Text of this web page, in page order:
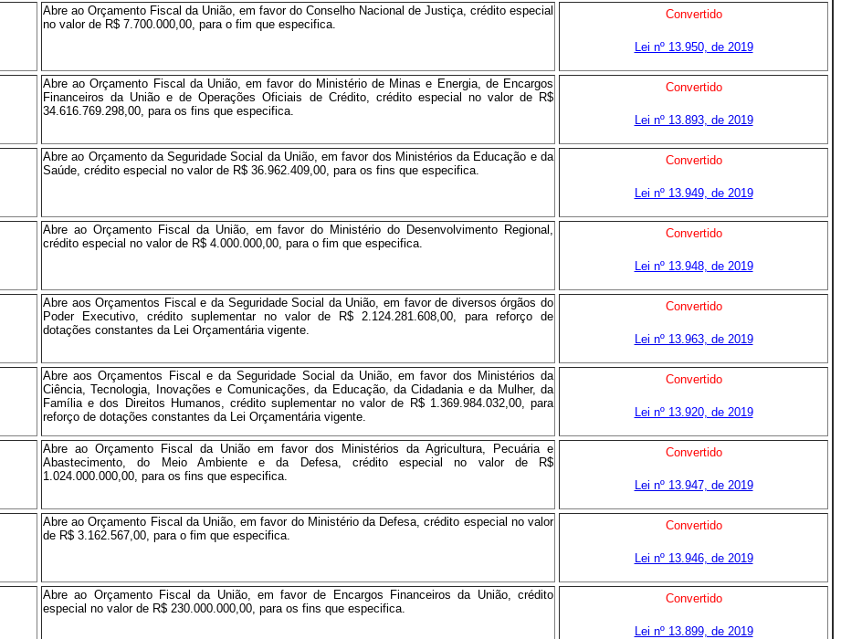
Abre ao Orçamento Fiscal da União, em favor do Conselho Nacional de Justiça, crédito especial
no valor de R$ 7.700.000,00, para o fim que especifica.
Convertido
Lei nº 13.950, de 2019
Abre ao Orçamento Fiscal da União, em favor do Ministério de Minas e Energia, de Encargos
Financeiros da União e de Operações Oficiais de Crédito, crédito especial no valor de R$
34.616.769.298,00, para os fins que especifica.
Convertido
Lei nº 13.893, de 2019
Abre ao Orçamento da Seguridade Social da União, em favor dos Ministérios da Educação e da
Saúde, crédito especial no valor de R$ 36.962.409,00, para os fins que especifica.
Convertido
Lei nº 13.949, de 2019
Abre ao Orçamento Fiscal da União, em favor do Ministério do Desenvolvimento Regional,
crédito especial no valor de R$ 4.000.000,00, para o fim que especifica.
Convertido
Lei nº 13.948, de 2019
Abre aos Orçamentos Fiscal e da Seguridade Social da União, em favor de diversos órgãos do
Poder Executivo, crédito suplementar no valor de R$ 2.124.281.608,00, para reforço de
dotações constantes da Lei Orçamentária vigente.
Convertido
Lei nº 13.963, de 2019
Abre aos Orçamentos Fiscal e da Seguridade Social da União, em favor dos Ministérios da
Ciência, Tecnologia, Inovações e Comunicações, da Educação, da Cidadania e da Mulher, da
Família e dos Direitos Humanos, crédito suplementar no valor de R$ 1.369.984.032,00, para
reforço de dotações constantes da Lei Orçamentária vigente.
Convertido
Lei nº 13.920, de 2019
Abre ao Orçamento Fiscal da União em favor dos Ministérios da Agricultura, Pecuária e
Abastecimento, do Meio Ambiente e da Defesa, crédito especial no valor de R$
1.024.000.000,00, para os fins que especifica.
Convertido
Lei nº 13.947, de 2019
Abre ao Orçamento Fiscal da União, em favor do Ministério da Defesa, crédito especial no valor
de R$ 3.162.567,00, para o fim que especifica.
Convertido
Lei nº 13.946, de 2019
Abre ao Orçamento Fiscal da União, em favor de Encargos Financeiros da União, crédito
especial no valor de R$ 230.000.000,00, para os fins que especifica.
Convertido
Lei nº 13.899, de 2019